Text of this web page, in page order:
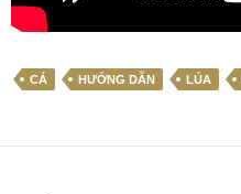
CÁ HƯỚNG DẪN LÚA